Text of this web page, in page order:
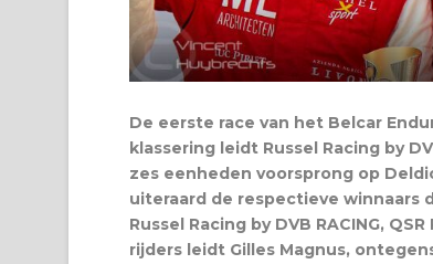
De eerste race van het Belcar
klassering leidt Russel Racing by
zes eenheden voorsprong op
uiteraard de respectieve winnaars
Russel Racing by DVB RACING,
rijders leidt Gilles Magnus,